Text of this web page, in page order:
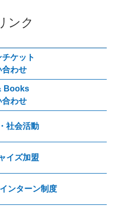
ンク
チケット
合わせ
Books
合わせ
社会活動
イズ加盟
ンターン制度